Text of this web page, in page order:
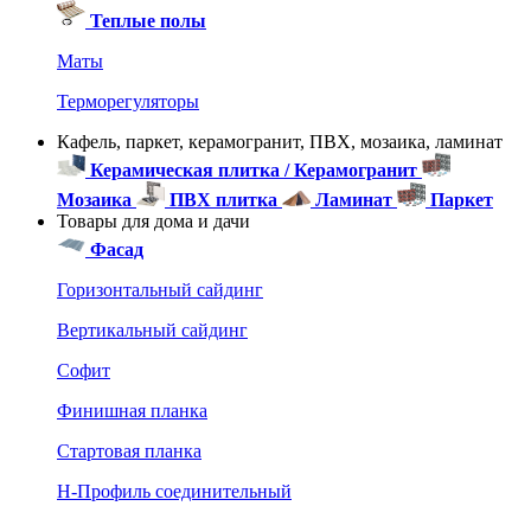
Теплые полы
Маты
Терморегуляторы
Кафель, паркет, керамогранит, ПВХ, мозаика, ламинат
Керамическая плитка / Керамогранит
Мозаика
ПВХ плитка Ламинат
Паркет
Товары для дома и дачи
Фасад
Горизонтальный сайдинг
Вертикальный сайдинг
Софит
Финишная планка
Стартовая планка
Н-Профиль соединительный